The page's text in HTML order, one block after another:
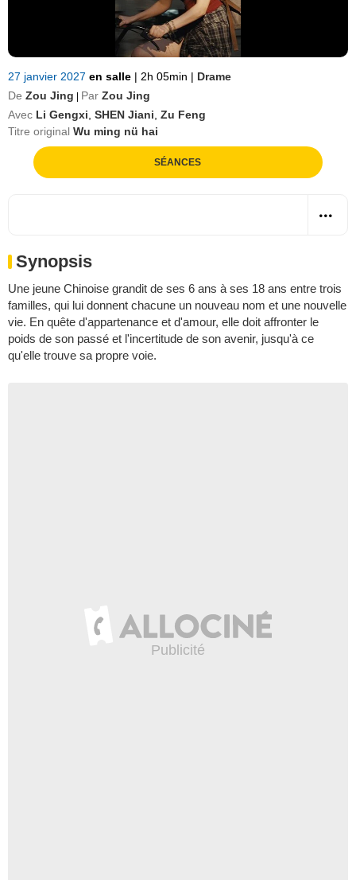
27 janvier 2027 en salle | 2h 05min | Drame
De Zou Jing Par Zou Jing
Avec Li Gengxi SHEN Jiani Zu Feng
Titre original Wu ming nü hai
SÉANCES
Synopsis
Une jeune Chinoise grandit de ses 6 ans à ses 18 ans entre trois
familles, qui lui donnent chacune un nouveau nom et une nouvelle
vie. En quête d'appartenance et d'amour, elle doit affronter le
poids de son passé et l'incertitude de son avenir, jusqu'à ce
qu'elle trouve sa propre voie.